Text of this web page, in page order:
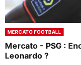
MERCATO FOOTBALL
Mercato - PSG :
Leonardo ?